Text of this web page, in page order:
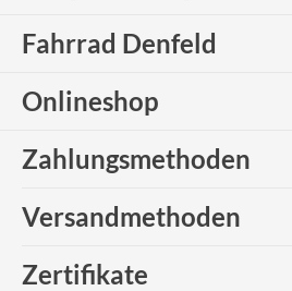
Fahrrad Denfeld
Onlineshop
Zahlungsmethoden
Versandmethoden
Zertifikate